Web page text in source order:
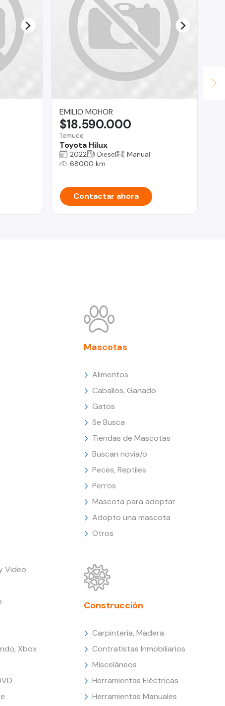
EMILIO MOHOR
Temuco
Toyota Hilux
$18.590.000
2022 Diesel
Manual
68000 km
Contactar ahora
Video
Xbox
Mascotas
Alimentos
Caballos, Ganado
Gatos
Se Busca
Tiendas de Mascotas
Buscan novia/o
Peces, Reptiles
Perros
Mascota para adoptar
Adopto una mascota
Otros
Construcción
Carpintería, Madera
Contratistas Inmobiliarios
Misceláneos
Herramientas Eléctricas
Herramientas Manuales